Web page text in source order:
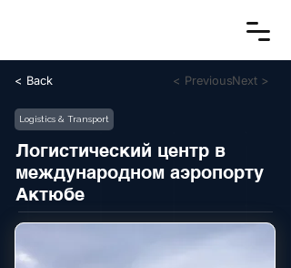
< Back < PreviousNext >
Logistics & Transport
Логистический центр в
международном аэропорту
Актюбе